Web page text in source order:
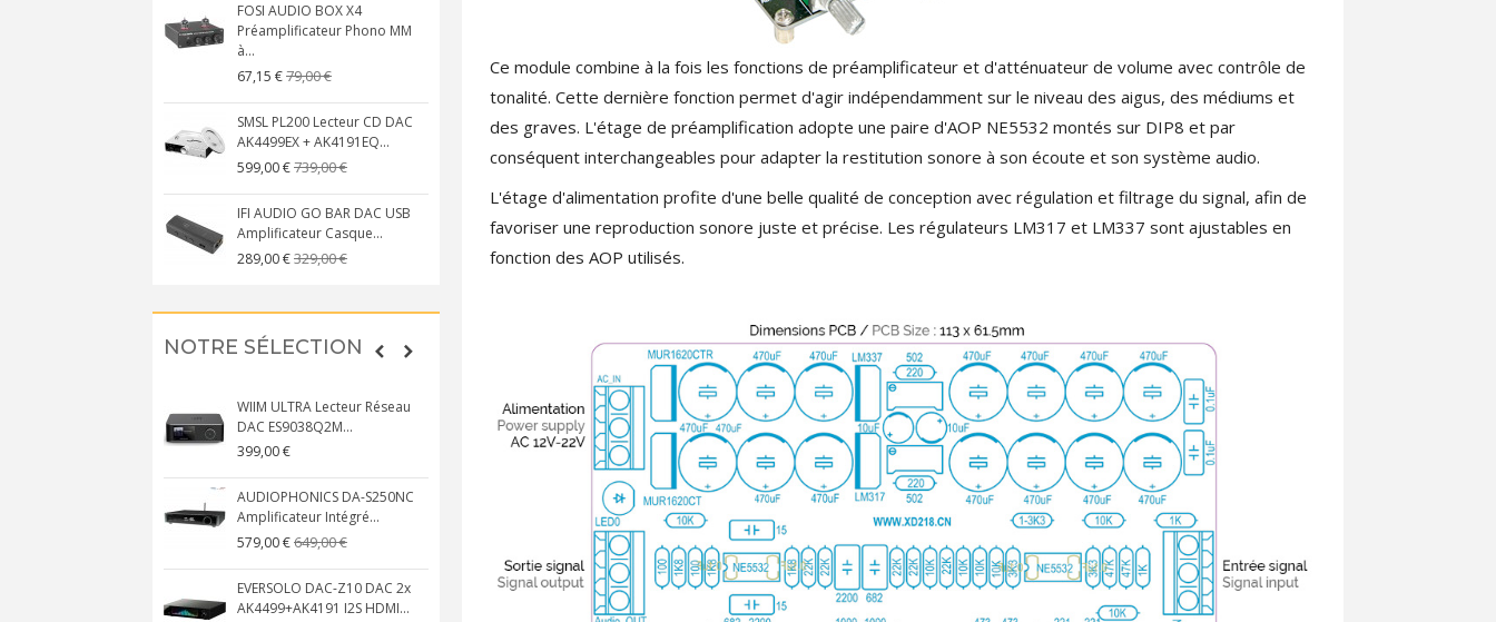
FOSI AUDIO BOX X4
Préamplificateur Phono MM
à...
67,15 €79,00 €
SMSL PL200 Lecteur CD DAC
AK4499EX + AK4191EQ...
599,00 €739,00 €
IFI AUDIO GO BAR DAC USB
Amplificateur Casque...
289,00 €329,00 €
AUDIOPHONICS DA-S250NC
Amplificateur Intégré...
579,00 €
FOSI AUDIO CA30
Amplificateur 4 Voies pour...
135,99 € 159,99 €
NOTRE SÉLECTION
WIIM ULTRA Lecteur Réseau
DAC ES9038Q2M...
399,00 €
AUDIOPHONICS DA-S250NC
Amplificateur Intégré...
579,00 €649,00 €
EVERSOLO DAC-Z10 DAC 2x
AK4499+AK4191 I2S HDMI...
AUDIOPHONICS DAW-S250NC
Amplificateur Intégré...
790,00 €
DAN CLARK AUDIO AEON 2
CLOSED NOIRE Casque...
EVERSOLO DMP-A6 MASTER
EDITION GEN 2 Lecteur...
Ce module combine à la fois les fonctions de préamplificateur et d'atténuateur de volume avec contrôle de
tonalité. Cette dernière fonction permet d'agir indépendamment sur le niveau des aigus, des médiums et
des graves. L'étage de préamplification adopte une paire d'AOP NE5532 montés sur DIP8 et par
conséquent interchangeables pour adapter la restitution sonore à son écoute et son système audio.
L'étage d'alimentation profite d'une belle qualité de conception avec régulation et filtrage du signal, afin de
favoriser une reproduction sonore juste et précise. Les régulateurs LM317 et LM337 sont ajustables en
fonction des AOP utilisés.